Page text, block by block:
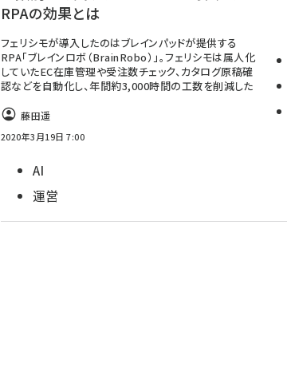
RPAの効果とは
フェリシモが導入したのはブレインパッドが提供する
RPA「ブレインロボ（BrainRobo）」。フェリシモは属人化
していたEC在庫管理や受注数チェック、カタログ原稿確
認などを自動化し、年間約3,000時間の工数を削減した
藤田遥
2020年3月19日 7:00
AI
運営